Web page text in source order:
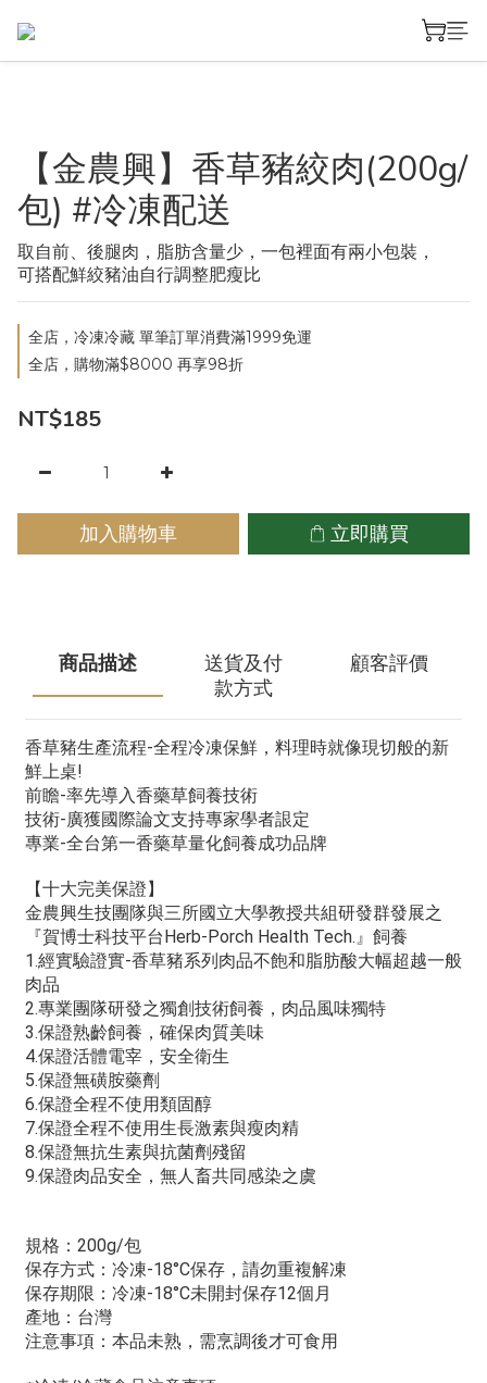
【金農興】香草豬絞肉(200g/
包) #冷凍配送
取自前、後腿肉，脂肪含量少，一包裡面有兩小包裝，
可搭配鮮絞豬油自行調整肥瘦比
全店，冷凍冷藏 單筆訂單消費滿1999免運
全店，購物滿$8000 再享98折
NT$185
加入購物車 立即購買
商品描述
送貨及付
款方式
顧客評價
香草豬生產流程-全程冷凍保鮮，料理時就像現切般的新
鮮上桌!
前瞻-率先導入香藥草飼養技術
技術-廣獲國際論文支持專家學者詪定
專業-全台第一香藥草量化飼養成功品牌
【十大完美保證】
金農興生技團隊與三所國立大學教授共組研發群發展之
『賀博士科技平台Herb-Porch Health Tech.』飼養
1.經實驗證實-香草豬系列肉品不飽和脂肪酸大幅超越一般
肉品
2.專業團隊研發之獨創技術飼養，肉品風味獨特
3.保證熟齡飼養，確保肉質美味
4.保證活體電宰，安全衛生
5.保證無磺胺藥劑
6.保證全程不使用類固醇
7.保證全程不使用生長激素與瘦肉精
8.保證無抗生素與抗菌劑殘留
9.保證肉品安全，無人畜共同感染之虞
規格：200g/包
保存方式：冷凍-18°C保存，請勿重複解凍
保存期限：冷凍-18°C未開封保存12個月
產地：台灣
注意事項：本品未熟，需烹調後才可食用